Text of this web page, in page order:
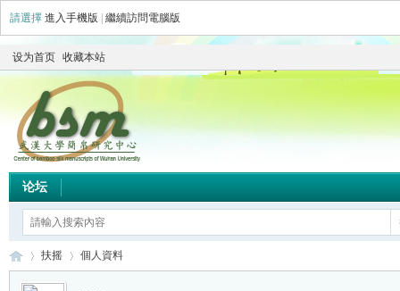
請選擇 進入手機版 繼續訪問電腦版
设为首页 收藏本站
论坛
扶摇 個人資料